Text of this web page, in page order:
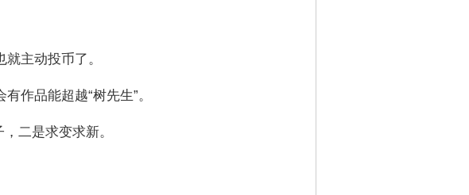
主动投币了。
作品能超越“树先生”。
二是求变求新。